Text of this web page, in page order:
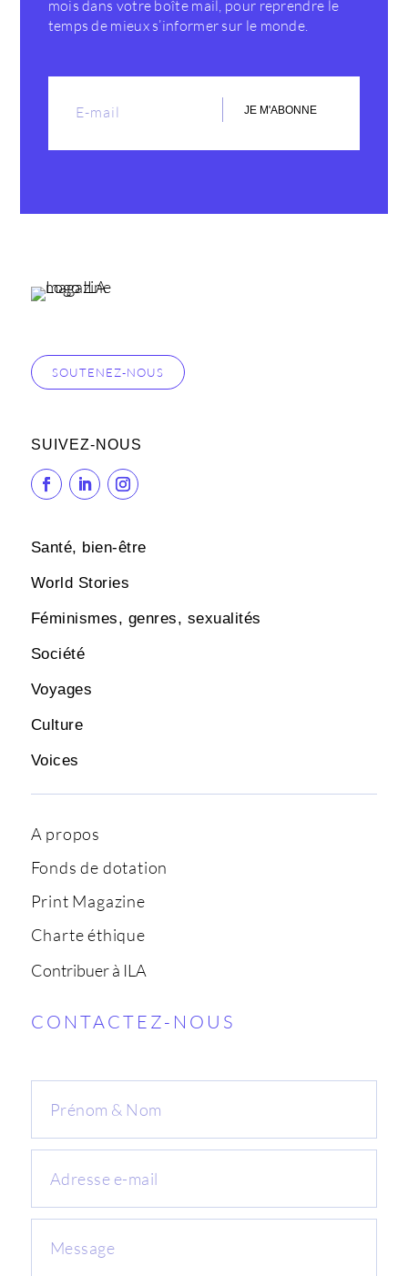
mois dans votre boîte mail, pour reprendre le
temps de mieux s’informer sur le monde.
JE M'ABONNE
SOUTENEZ-NOUS
SUIVEZ-NOUS
Santé, bien-être
World Stories
Féminismes, genres, sexualités
Société
Voyages
Culture
Voices
A propos
Fonds de dotation
Print Magazine
Charte éthique
Contribuer à ILA
CONTACTEZ-NOUS